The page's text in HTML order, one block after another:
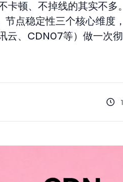
卡顿、不掉线的其实不多
点稳定性三个核心维度
云、CDN07等）做一次彻